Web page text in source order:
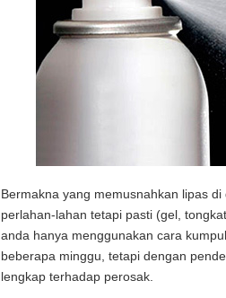
Bermakna yang memusnahkan lipas
perlahan-lahan tetapi pasti (gel,
anda hanya menggunakan cara
beberapa minggu, tetapi dengan
lengkap terhadap perosak.